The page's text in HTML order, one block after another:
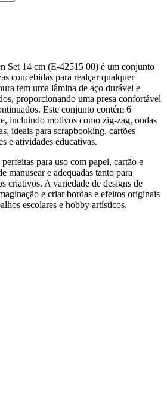
Set 14 cm (E-42515 00) é um conjunto
concebidas para realçar qualquer
tem uma lâmina de aço durável e
proporcionando uma presa confortável
Este conjunto contém 6
incluindo motivos como zig-zag, ondas
ideais para scrapbooking, cartões
e atividades educativas.
para uso com papel, cartão e
manusear e adequadas tanto para
criativos. A variedade de designs de
e criar bordas e efeitos originais
escolares e hobby artísticos.